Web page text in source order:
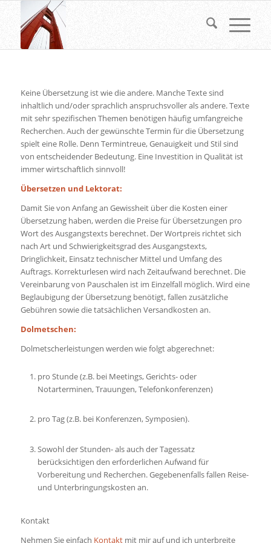
Keine Übersetzung ist wie die andere. Manche Texte sind
inhaltlich und/oder sprachlich anspruchsvoller als andere. Texte
mit sehr spezifischen Themen benötigen häufig umfangreiche
Recherchen. Auch der gewünschte Termin für die Übersetzung
spielt eine Rolle. Denn Termintreue, Genauigkeit und Stil sind
von entscheidender Bedeutung. Eine Investition in Qualität ist
immer wirtschaftlich sinnvoll!
Übersetzen und Lektorat:
Damit Sie von Anfang an Gewissheit über die Kosten einer
Übersetzung haben, werden die Preise für Übersetzungen pro
Wort des Ausgangstexts berechnet. Der Wortpreis richtet sich
nach Art und Schwierigkeitsgrad des Ausgangstexts,
Dringlichkeit, Einsatz technischer Mittel und Umfang des
Auftrags. Korrekturlesen wird nach Zeitaufwand berechnet. Die
Vereinbarung von Pauschalen ist im Einzelfall möglich. Wird eine
Beglaubigung der Übersetzung benötigt, fallen zusätzliche
Gebühren sowie die tatsächlichen Versandkosten an.
Dolmetschen:
Dolmetscherleistungen werden wie folgt abgerechnet:
pro Stunde (z.B. bei Meetings, Gerichts- oder
Notarterminen, Trauungen, Telefonkonferenzen)
pro Tag (z.B. bei Konferenzen, Symposien).
Sowohl der Stunden- als auch der Tagessatz
berücksichtigen den erforderlichen Aufwand für
Vorbereitung und Recherchen. Gegebenenfalls fallen Reise-
und Unterbringungskosten an.
Kontakt
Nehmen Sie einfach Kontaktmit mir auf und ich unterbreite